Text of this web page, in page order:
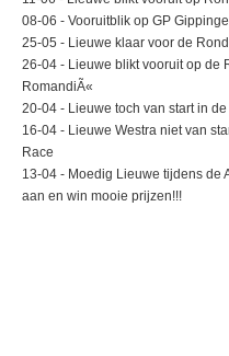
08-06 - Vooruitblik op GP
25-05 - Lieuwe klaar voor de
26-04 - Lieuwe blikt vooruit op de
RomandiÃ«
20-04 - Lieuwe toch van start in de
16-04 - Lieuwe Westra niet van
Race
13-04 - Moedig Lieuwe tijdens de
aan en win mooie prijzen!!!